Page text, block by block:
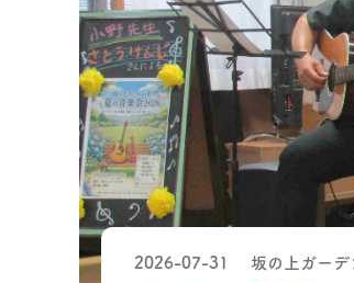
医療・介護相談
2026-07-31 坂の上ガーデ